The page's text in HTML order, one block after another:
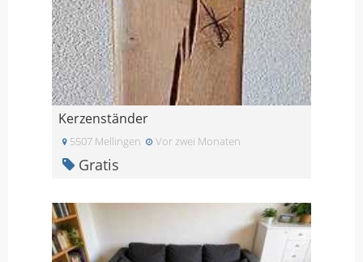
Kerzenständer
5507 Mellingen Vor zwei Monaten
Gratis